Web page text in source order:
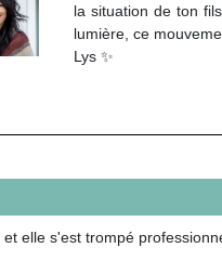
la situation de ton
lumière, ce
Lys ✨
elle s'est trompé